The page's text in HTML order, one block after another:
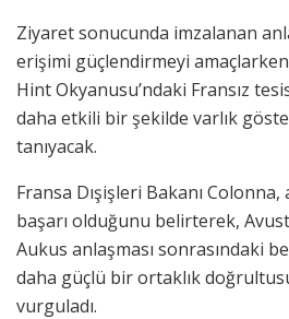
Ziyaret sonucunda imzalanan
erişimi güçlendirmeyi
Hint Okyanusu’ndaki Fransız
daha etkili bir şekilde varlık
tanıyacak.
Fransa Dışişleri Bakanı
başarı olduğunu belirterek,
Aukus anlaşması sonrasındaki
daha güçlü bir ortaklık
vurguladı.